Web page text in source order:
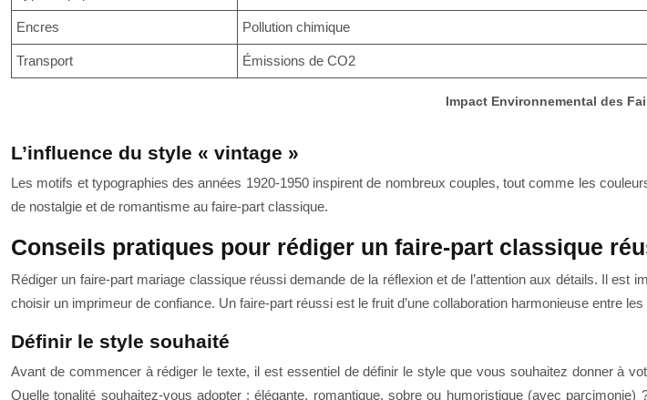
Impact Environnemental des
Encres Pollution chimique
Transport Émissions de CO2
L’influence du style « vintage »
Les motifs et typographies des années 1920-1950 inspirent de nombreux couples, tout comme les
de nostalgie et de romantisme au faire-part classique.
Conseils pratiques pour rédiger un faire-part classique
Rédiger un faire-part mariage classique réussi demande de la réflexion et de l’attention aux détails. Il est
choisir un imprimeur de confiance. Un faire-part réussi est le fruit d’une collaboration harmonieuse entre
Définir le style souhaité
Avant de commencer à rédiger le texte, il est essentiel de définir le style que vous souhaitez donner à
Quelle tonalité souhaitez-vous adopter : élégante, romantique, sobre ou humoristique (avec